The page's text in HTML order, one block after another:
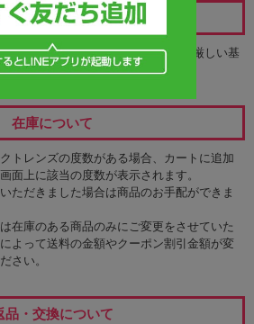
ズの安全性について
リカのFDAと並び称されるKFDAの厳しい基
り扱いしています。
在庫について
トレンズの度数がある場合、カートに追加
面上に該当の度数が表示されます。
ただきました場合は商品のお手配ができま
在庫のある商品のみにご変更をさせていた
よって送料の金額やクーポン割引金額が変
さい。
品・交換について